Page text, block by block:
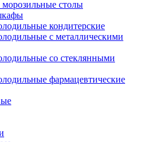
столы
кондитерские
с металлическими
со стеклянными
фармацевтические